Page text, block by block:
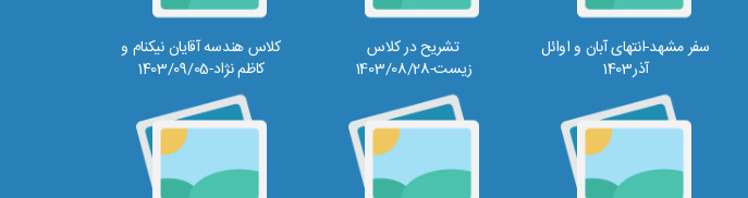
سفر مشهد-انتهای آبان و اوائل
آذر1403
تشریح در کلاس
زیست-1403/08/28
کلاس هندسه آقایان نیکنام و
کاظم نژاد-1403/09/05